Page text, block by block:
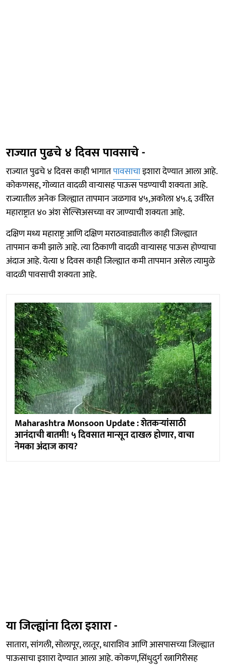
राज्यात पुढचे ४ दिवस पावसाचे -
राज्यात पुढचे ४ दिवस काही भागातपावसाचाइशारा देण्यात आला आहे.
कोकणसह, गोव्यात वादळी वाऱ्यासह पाऊस पडण्याची शक्यता आहे.
राज्यातील अनेक जिल्ह्यात तापमान जळगाव ४५,अकोला ४५.६ उर्वरित
महाराष्ट्रात ४० अंश सेल्सिअसच्या वर जाण्याची शक्यता आहे.
दक्षिण मध्य महाराष्ट्र आणि दक्षिण मराठवाड्यातील काही जिल्ह्यात
तापमान कमी झाले आहे. त्या ठिकाणी वादळी वाऱ्यासह पाऊस होण्याचा
अंदाज आहे. येत्या ४ दिवस काही जिल्ह्यात कमी तापमान असेल त्यामुळे
वादळी पावसाची शक्यता आहे.
Maharashtra Monsoon Update : शेतकऱ्यांसाठी
आनंदाची बातमी! ५ दिवसात मान्सून दाखल होणार, वाचा
नेमका अंदाज काय?
या जिल्ह्यांना दिला इशारा -
सातारा, सांगली, सोलापूर, लातूर, धाराशिव आणि आसपासच्या जिल्ह्यात
पाऊसाचा इशारा देण्यात आला आहे. कोकण,सिंधुदुर्ग रत्नागिरीसह